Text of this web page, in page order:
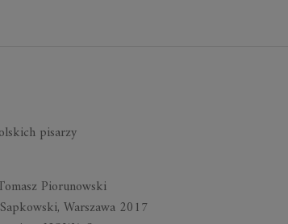
pisarzy
Piorunowski
Warszawa 2017